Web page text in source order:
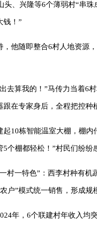
头、兴隆等6个薄弱村“串
钱！”
他随即整合6村人地资源
去算我的！”马传力当着6
在专家身后，全程把控
10栋智能温室大棚，棚
5个棚都轻松！”村民们纷纷
村一特色”：西李村种有
户”模式统一销售，形成规
年，6个联建村年收入均